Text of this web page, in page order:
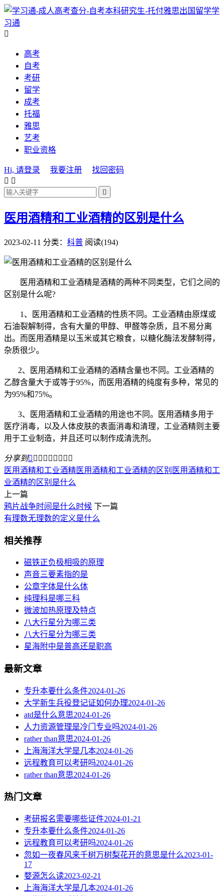
学
习通

高考
自考
考研
留学
成考
托福
雅思
艺考
职业资格
Hi, 请登录 我要注册
找回密码
 

医用酒精和工业酒精的区别是什么
2023-02-11 分类： 科普 阅读(194)
医用酒精和工业酒精是酒精的两种不同类型，它们之间的
区别是什么呢?
1、医用酒精和工业酒精的性质不同。工业酒精由原煤或
石油裂解制得，含有大量的甲醇、甲醛等杂质，且不易分离
出。而医用酒精是以玉米或其它粮食，以糖化酶法发酵制得，
杂质很少。
2、医用酒精和工业酒精的酒精含量也不同。工业酒精的
乙醇含量大于或等于95%，而医用酒精的纯度有多种，常见的
为95%和75%。
3、医用酒精和工业酒精的用途也不同。医用酒精多用于
医疗消毒，以及人体皮肤的表面消毒和清理，工业酒精则主要
用于工业制造，并且还可以制作成清洗剂。
分享到        
医用酒精和工业酒精医用酒精和工业酒精的区别 医用酒精和工
业酒精的区别是什么
上一篇
鸦片战争时间是什么时候 下一篇
有理数无理数的定义是什么
相关推荐
磁铁正负极相吸的原理
声音三要素指的是
公章字体是什么体
纯理科是哪三科
微波加热原理及特点
八大行星分为哪三类
八大行星分为哪三类
星海附中是普高还是职高
最新文章
专升本要什么条件2024-01-26
大学新生兵役登记证如何办理2024-01-26
atd是什么意思2024-01-26
人力资源管理是冷门专业吗2024-01-26
rather than意思2024-01-26
上海海洋大学是几本2024-01-26
远程教育可以考研吗2024-01-26
rather than意思2024-01-26
热门文章
考研报名需要哪些证件2024-01-21
专升本要什么条件2024-01-26
远程教育可以考研吗2024-01-26
忽如一夜春风来千树万树梨花开的意思是什么2023-01-
17
婺源怎么读2023-02-21
上海海洋大学是几本2024-01-26